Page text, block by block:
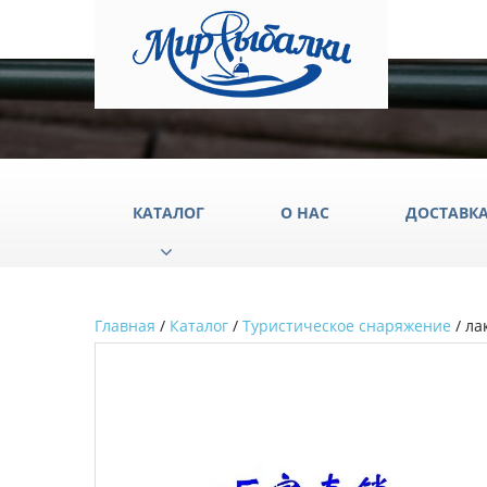
КАТАЛОГ
Аксессуары
О НАС
Главная / Каталог / Туристическое снаряжение /